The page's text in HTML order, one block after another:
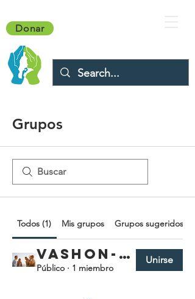
Donar
Grupos
Todos (1) Mis grupos Grupos sugeridos
Vashon-Maury Council Group
Público · 1 miembro
Unirse